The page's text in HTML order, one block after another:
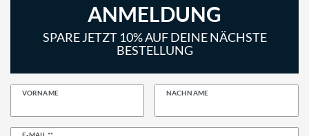
ANMELDUNG
SPARE JETZT 10% AUF DEINE NÄCHSTE
BESTELLUNG
VORNAME NACHNAME